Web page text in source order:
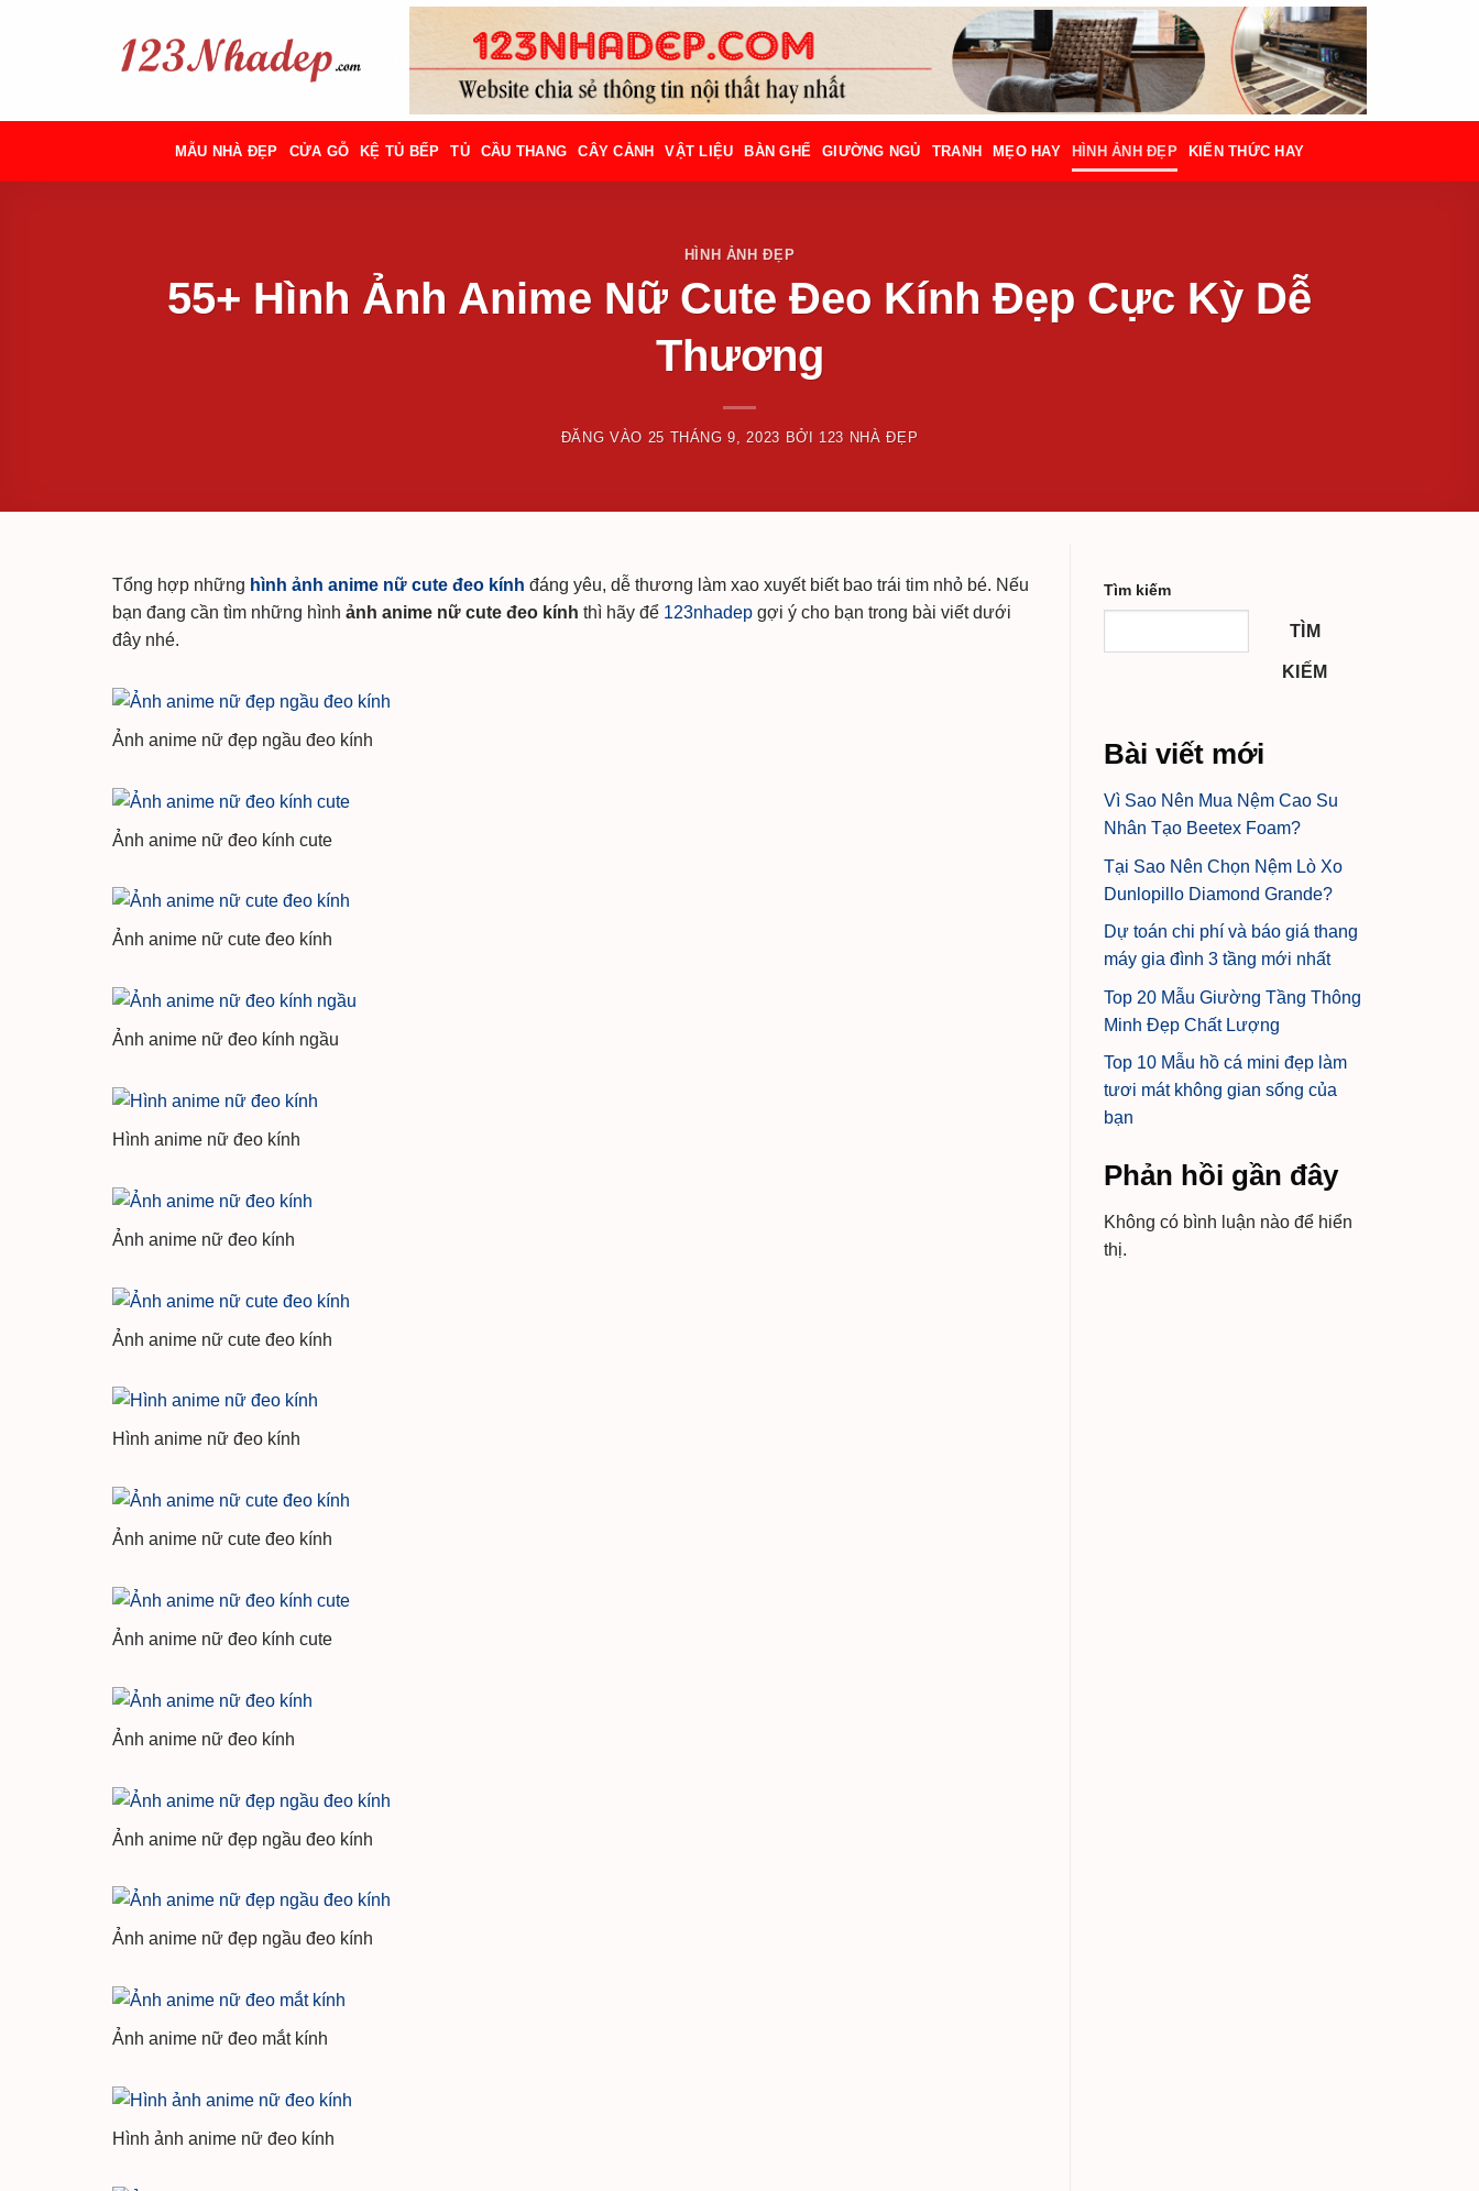
MẪU NHÀ ĐẸP CỬA GỖ KỆ TỦ BẾP TỦ CẦU THANG CÂY CẢNH VẬT LIỆU BÀN GHẾ GIƯỜNG NGỦ TRANH MẸO HAY HÌNH ẢNH ĐẸP KIẾN THỨC HAY
HÌNH ẢNH ĐẸP
55+ Hình Ảnh Anime Nữ Cute Đeo Kính Đẹp Cực Kỳ Dễ
Thương
ĐĂNG VÀO 25 THÁNG 9, 2023 BỞI 123 NHÀ ĐẸP
Tổng hợp những hình ảnh anime nữ cute đeo kính đáng yêu, dễ thương làm xao xuyết biết bao trái tim nhỏ bé. Nếu
bạn đang cần tìm những hình ảnh anime nữ cute đeo kính thì hãy để 123nhadep gợi ý cho bạn trong bài viết dưới
đây nhé.
Ảnh anime nữ đẹp ngầu đeo kính
Ảnh anime nữ đeo kính cute
Ảnh anime nữ cute đeo kính
Ảnh anime nữ đeo kính ngầu
Hình anime nữ đeo kính
Ảnh anime nữ đeo kính
Ảnh anime nữ cute đeo kính
Hình anime nữ đeo kính
Ảnh anime nữ cute đeo kính
Ảnh anime nữ đeo kính cute
Ảnh anime nữ đeo kính
Ảnh anime nữ đẹp ngầu đeo kính
Ảnh anime nữ đẹp ngầu đeo kính
Ảnh anime nữ đeo mắt kính
Hình ảnh anime nữ đeo kính
Tìm kiếm
TÌM
KIẾM
Bài viết mới
Vì Sao Nên Mua Nệm Cao Su
Nhân Tạo Beetex Foam?
Tại Sao Nên Chọn Nệm Lò Xo
Dunlopillo Diamond Grande?
Dự toán chi phí và báo giá thang
máy gia đình 3 tầng mới nhất
Top 20 Mẫu Giường Tầng Thông
Minh Đẹp Chất Lượng
Top 10 Mẫu hồ cá mini đẹp làm
tươi mát không gian sống của
bạn
Phản hồi gần đây
Không có bình luận nào để hiển
thị.